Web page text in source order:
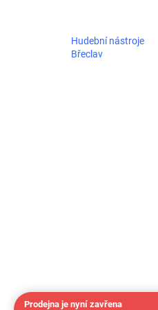
Hudební nástroje
Břeclav
Prodejna je nyní zavřena